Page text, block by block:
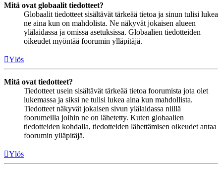
Mitä ovat globaalit tiedotteet?
Globaalit tiedotteet sisältävät tärkeää tietoa ja sinun tulisi lukea
ne aina kun on mahdolista. Ne näkyvät jokaisen alueen
ylälaidassa ja omissa asetuksissa. Globaalien tiedotteiden
oikeudet myöntää foorumin ylläpitäjä.
Ylös
Mitä ovat tiedotteet?
Tiedotteet usein sisältävät tärkeää tietoa foorumista jota olet
lukemassa ja siksi ne tulisi lukea aina kun mahdollista.
Tiedotteet näkyvät jokaisen sivun ylälaidassa niillä
foorumeilla joihin ne on lähetetty. Kuten globaalien
tiedotteiden kohdalla, tiedotteiden lähettämisen oikeudet antaa
foorumin ylläpitäjä.
Ylös